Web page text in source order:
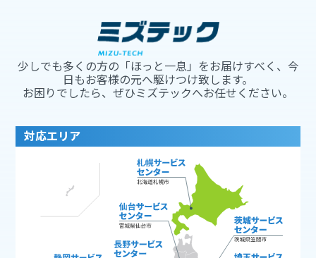
少しでも多くの方の「ほっと一息」をお届けすべく、今
日もお客様の元へ駆けつけ致します。
お困りでしたら、ぜひミズテックへお任せください。
対応エリア